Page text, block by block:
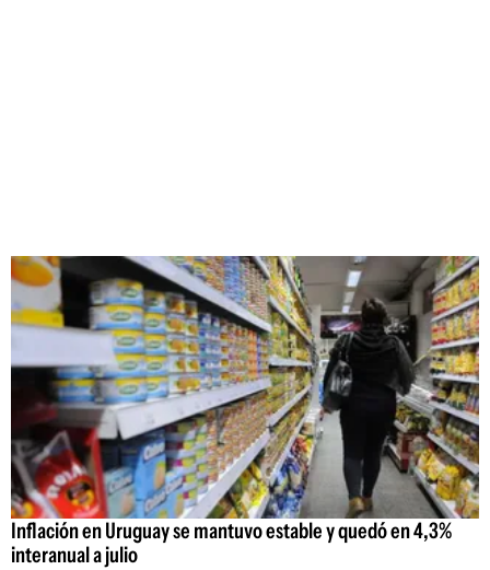
Inflación en Uruguay se mantuvo estable y quedó en 4,3%
interanual a julio